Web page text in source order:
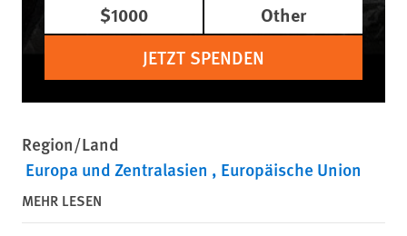
$1000
Other
JETZT SPENDEN
Region/Land
Europa und Zentralasien
Europäische Union
MEHR LESEN